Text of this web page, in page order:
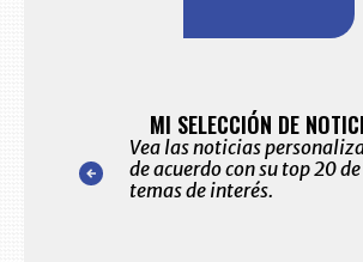
por
MI SELECCIÓN DE
Vea las noticias
de acuerdo con su top 20
temas de interés.